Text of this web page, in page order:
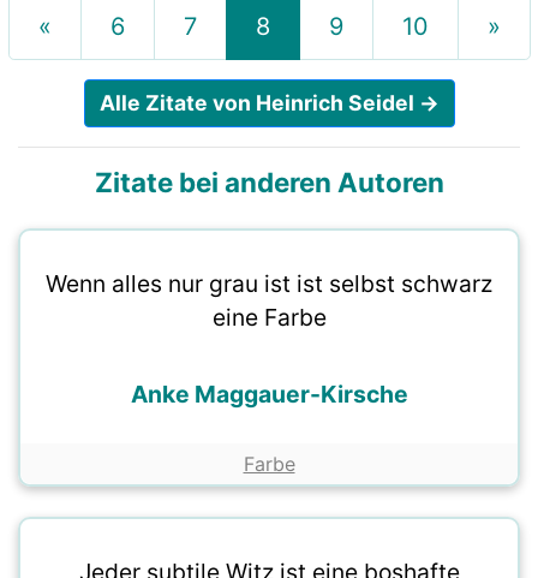
« 6 7 8 9 10 »
Alle Zitate von Heinrich Seidel →
Zitate bei anderen Autoren
Wenn alles nur grau ist ist selbst schwarz
eine Farbe
Anke Maggauer-Kirsche
Farbe
Jeder subtile Witz ist eine boshafte